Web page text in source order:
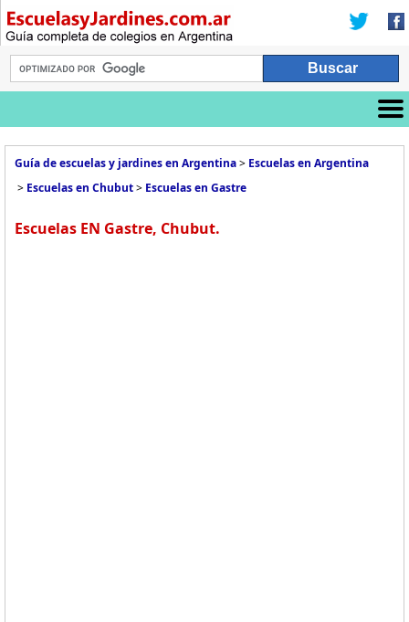
Guía de escuelas y jardines en Argentina> Escuelas en Argentina
> Escuelas en Chubut> Escuelas en Gastre
Escuelas EN Gastre, Chubut.